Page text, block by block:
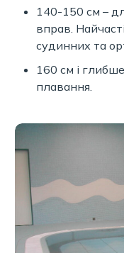
140-150 см –
вправ.
судинних та
160 см і
плавання.